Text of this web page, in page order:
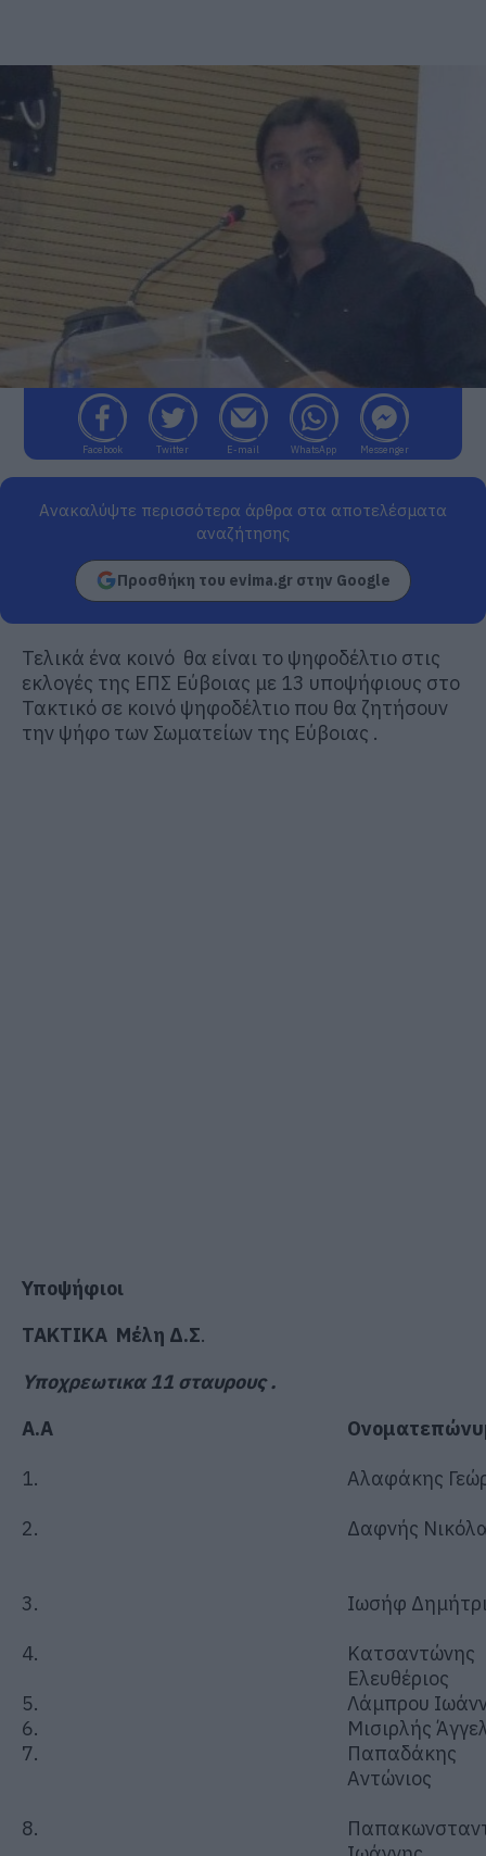
Facebook Twitter E-mail WhatsApp Messenger
Ανακαλύψτε περισσότερα άρθρα στα αποτελέσματα
αναζήτησης
Προσθήκη του evima.gr στην Google
Τελικά ένα κοινό θα είναι το ψηφοδέλτιο στις
εκλογές της ΕΠΣ Εύβοιας με 13 υποψήφιους στο
Τακτικό σε κοινό ψηφοδέλτιο που θα ζητήσουν
την ψήφο των Σωματείων της Εύβοιας .
Υποψήφιοι
ΤΑΚΤΙΚΑ Μέλη Δ.Σ.
Υποχρεωτικα 11 σταυρους .
Α.Α
1.
Αλαφάκης
2.
Δαφνής
3.
Ιωσήφ
4.
Κατσαντώνης
Ελευθέριος
5.
Λάμπρου
6.
Μισιρλής
7.
Παπαδάκης
Αντώνιος
8.